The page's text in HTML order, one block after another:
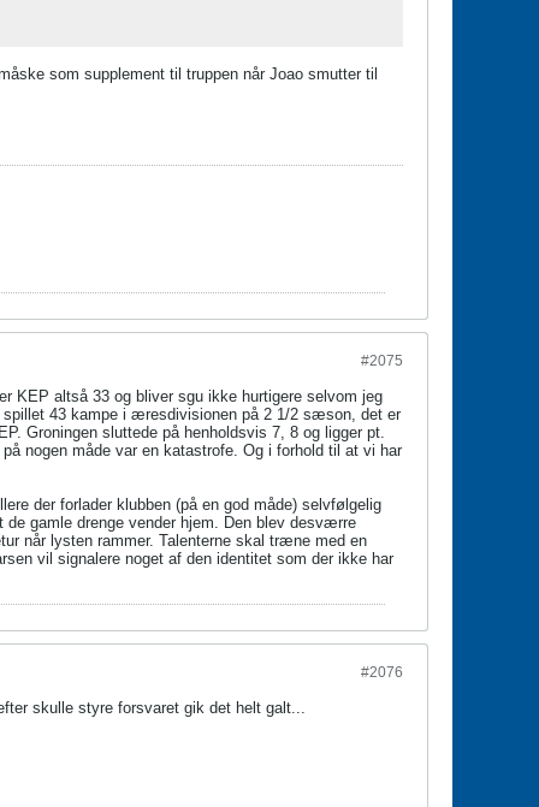
som supplement til truppen når Joao smutter til
#2075
KEP altså 33 og bliver sgu ikke hurtigere selvom jeg
43 kampe i æresdivisionen på 2 1/2 sæson, det er
Groningen sluttede på henholdsvis 7, 8 og ligger pt.
nogen måde var en katastrofe. Og i forhold til at vi har
der forlader klubben (på en god måde) selvfølgelig
gamle drenge vender hjem. Den blev desværre
når lysten rammer. Talenterne skal træne med en
vil signalere noget af den identitet som der ikke har
#2076
skulle styre forsvaret gik det helt galt...